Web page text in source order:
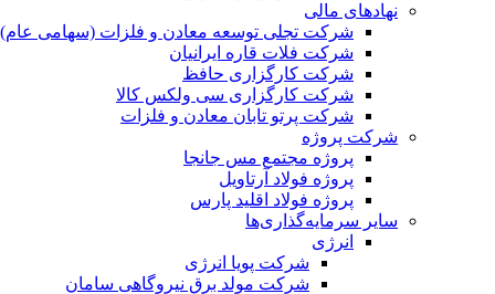
نهادهای مالی
شرکت تجلی توسعه معادن و فلزات (سهامی عام)
شرکت فلات قاره ایرانیان
شرکت کارگزاری حافظ
شرکت کارگزاری سی ولکس کالا
شرکت پرتو تابان معادن و فلزات
شرکت پروژه
پروژه مجتمع مس جانجا
پروژه فولاد آرتاویل
پروژه فولاد اقلید پارس
سایر سرمایه‌گذاری‌ها
انرژی
شرکت پویا انرژی
شرکت مولد برق نیروگاهی سامان